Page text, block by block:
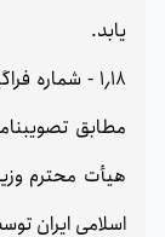
یابد.
1٫18 -
هیأت محترم
اسلامی ایران